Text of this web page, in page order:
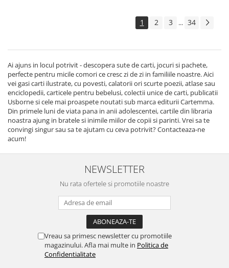
1 2 3 ... 34
Ai ajuns in locul potrivit - descopera sute de carti, jocuri si pachete,
perfecte pentru micile comori ce cresc zi de zi in familiile noastre. Aici
vei gasi carti ilustrate, cu povesti, calatorii ori scurte poezii, atlase sau
enciclopedii, carticele pentru bebelusi, colectii unice de carti, publicatii
Usborne si cele mai proaspete noutati sub marca editurii Cartemma.
Din primele luni de viata pana in anii adolescentei, cartile din libraria
noastra ajung in bratele si inimile miilor de copii si parinti. Vrei sa te
convingi singur sau sa te ajutam cu ceva potrivit? Contacteaza-ne
acum!
NEWSLETTER
Nu rata ofertele si promotiile noastre
Vreau sa primesc newsletter cu promotiile
magazinului. Afla mai multe in Politica de
Confidentialitate